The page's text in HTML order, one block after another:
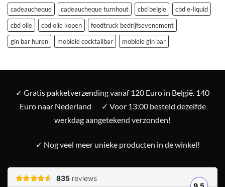
cadeaucheque
cadeaucheque turnhout cbd belgie
cbd e-liquid
cbd olie
cbd olie kopen
foodtruck bedrijfsevenement
gin bar huren
mobiele cocktailbar mobiele gin bar
✓ Gratis pakketverzending vanaf 120 Euro in België. 140
Euro naar Nederland
✓ Voor 13:00 besteld dezelfde
werkdag aangetekend verzonden!
✓ Nog veel meer unieke producten in de winkel!